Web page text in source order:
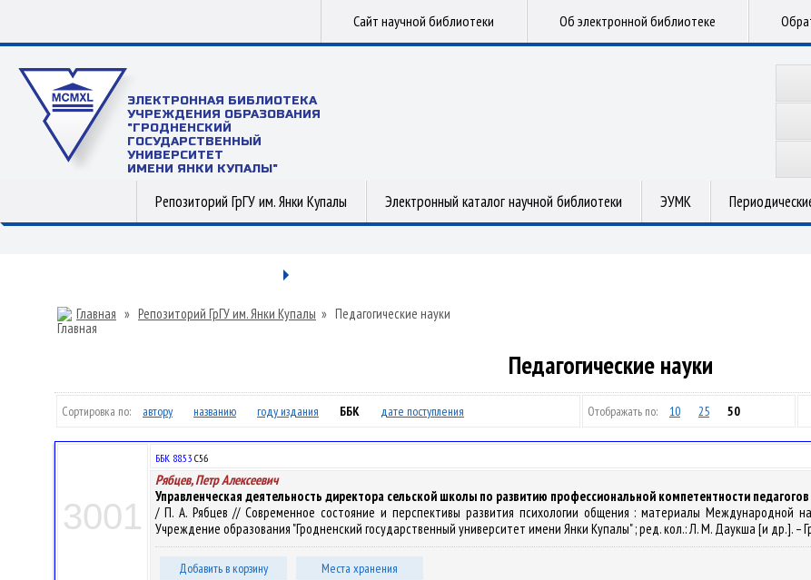
Сайт научной библиотеки Об электронной библиотеке
ЭЛЕКТРОННАЯ БИБЛИОТЕКА
УЧРЕЖДЕНИЯ ОБРАЗОВАНИЯ
"ГРОДНЕНСКИЙ
ГОСУДАРСТВЕННЫЙ
УНИВЕРСИТЕТ
ИМЕНИ ЯНКИ КУПАЛЫ"
Репозиторий ГрГУ им. Янки Купалы Электронный каталог научной библиотеки ЭУМК
Главная » Репозиторий ГрГУ им. Янки Купалы » Педагогические науки
Педагогические науки
Сортировка по: автору названию году издания ББК дате поступления Отображать по: 10 25 50
3001
ББК 88.53 С56
Рябцев, Петр Алексеевич
Управленческая деятельность директора сельской школы по развитию профессиональной компетентности педагогов
/ П. А. Рябцев // Современное состояние и перспективы развития психологии общения : материалы Международной
Учреждение образования "Гродненский государственный университет имени Янки Купалы" ; ред. кол.: Л. М. Даукша [и др.]. –
Добавить в корзину Места хранения